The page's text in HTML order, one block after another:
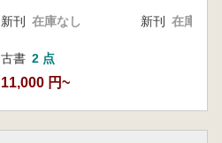
新刊 在庫なし
古書 2 点
11,000 円~
新刊 在庫なし